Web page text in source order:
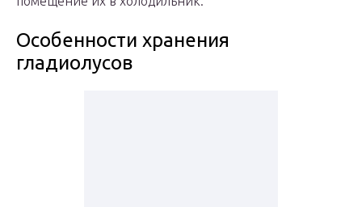
Особенности хранения
гладиолусов